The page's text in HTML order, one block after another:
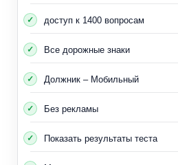
доступ к 1400 вопросам
Все дорожные знаки
Должник – Мобильный
Без рекламы
Показать результаты теста